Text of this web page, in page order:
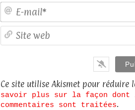
Ce site utilise Akismet pour réduire
savoir plus sur la façon dont
commentaires sont traitées.